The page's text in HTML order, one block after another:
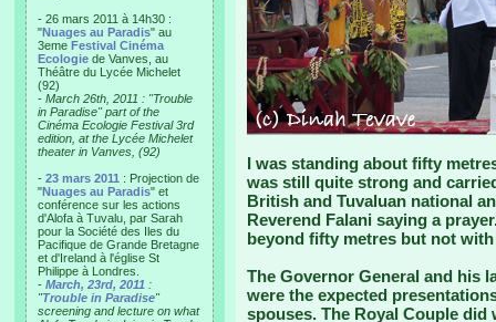
- 26 mars 2011 à 14h30 :
"Nuages au Paradis" au
3eme Festival Cinéma
Ecologie de Vanves, au
Théâtre du Lycée Michelet
(92)
- March 26th, 2011 : "Trouble
in Paradise" part of the
Cinéma Ecologie Festival 3rd
edition, at the Lycée Michelet
theater in Vanves, (92)
- 23 mars 2011 : Projection de
"Nuages au Paradis" et
conférence sur les actions
d'Alofa à Tuvalu, par Sarah
pour la Société des Iles du
Pacifique de Grande Bretagne
et d'Ireland à l'église St
Philippe à Londres.
- March, 23rd, 2011 :
"Trouble in Paradise"
screening and lecture on what
I was standing about fifty
was still quite strong and
British and Tuvaluan national
Reverend Falani saying a
beyond fifty metres but not with
The Governor General and his
were the expected
spouses. The Royal Couple did